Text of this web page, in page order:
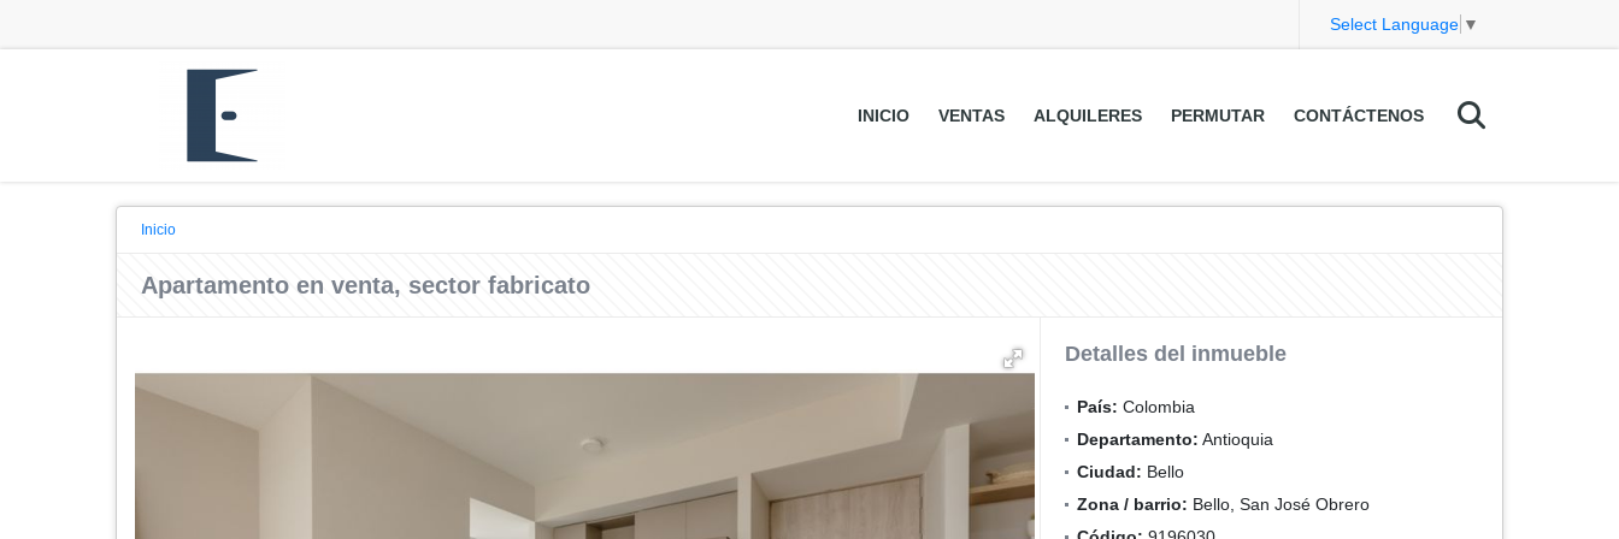
Select Language ▼
INICIO VENTAS ALQUILERES PERMUTAR CONTÁCTENOS
Inicio
Apartamento en venta, sector fabricato
Detalles del inmueble
País: Colombia
Departamento: Antioquia
Ciudad: Bello
Zona / barrio: Bello, San José Obrero